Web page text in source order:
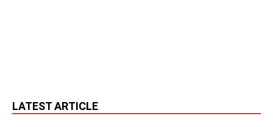
LATEST ARTICLE